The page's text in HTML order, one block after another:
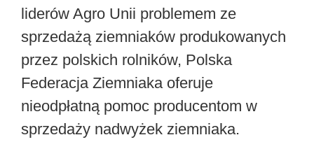
liderów Agro Unii problemem ze
sprzedażą ziemniaków produkowanych
przez polskich rolników, Polska
Federacja Ziemniaka oferuje
nieodpłatną pomoc producentom w
sprzedaży nadwyżek ziemniaka.